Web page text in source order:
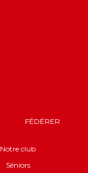
FÉDÉRER
Notre club
Séniors